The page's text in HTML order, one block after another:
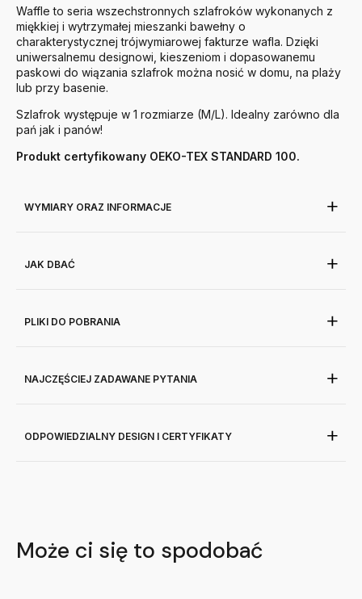
Waffle to seria wszechstronnych szlafroków wykonanych z
miękkiej i wytrzymałej mieszanki bawełny o
charakterystycznej trójwymiarowej fakturze wafla. Dzięki
uniwersalnemu designowi, kieszeniom i dopasowanemu
paskowi do wiązania szlafrok można nosić w domu, na plaży
lub przy basenie.
Szlafrok występuje w 1 rozmiarze (M/L). Idealny zarówno dla
pań jak i panów!
Produkt certyfikowany OEKO-TEX STANDARD 100.
WYMIARY ORAZ INFORMACJE
JAK DBAĆ
PLIKI DO POBRANIA
NAJCZĘŚCIEJ ZADAWANE PYTANIA
ODPOWIEDZIALNY DESIGN I CERTYFIKATY
Może ci się to spodobać